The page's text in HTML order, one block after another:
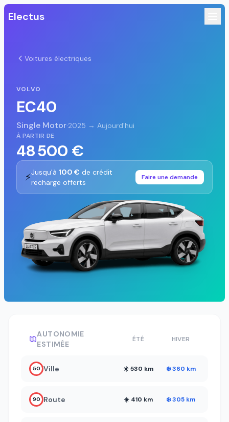
Electus
Voitures électriques
VOLVO
EC40
Single Motor·2025 → Aujourd'hui
À PARTIR DE
48 500 €
⚡Jusqu'à 100 € de crédit
recharge offerts
Faire une demande
AUTONOMIE
ESTIMÉE
ÉTÉ HIVER
50 Ville ☀️ 530 km ❄️ 360 km
90 Route ☀️ 410 km ❄️ 305 km